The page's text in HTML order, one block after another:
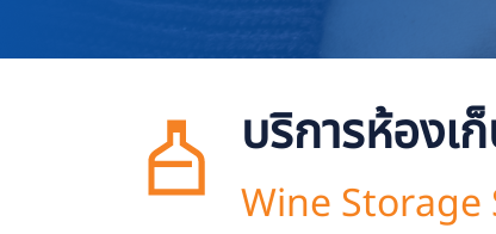
บริการห้องเ
Wine Storage